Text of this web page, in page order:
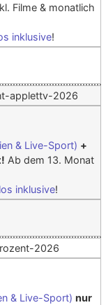
Filme & monatlich
inklusive!
& Live-Sport) +
Ab dem 13. Monat
inklusive!
& Live-Sport) nur